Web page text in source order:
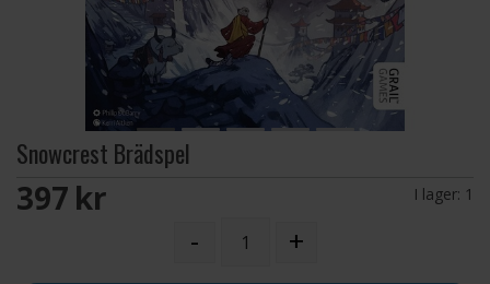
Snowcrest Brädspel
397 SEK I lager: 1
- +